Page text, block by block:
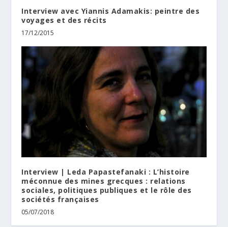
Interview avec Yiannis Adamakis: peintre des
voyages et des récits
17/12/2015
Interview | Leda Papastefanaki : L’histoire
méconnue des mines grecques : relations
sociales, politiques publiques et le rôle des
sociétés françaises
05/07/2018